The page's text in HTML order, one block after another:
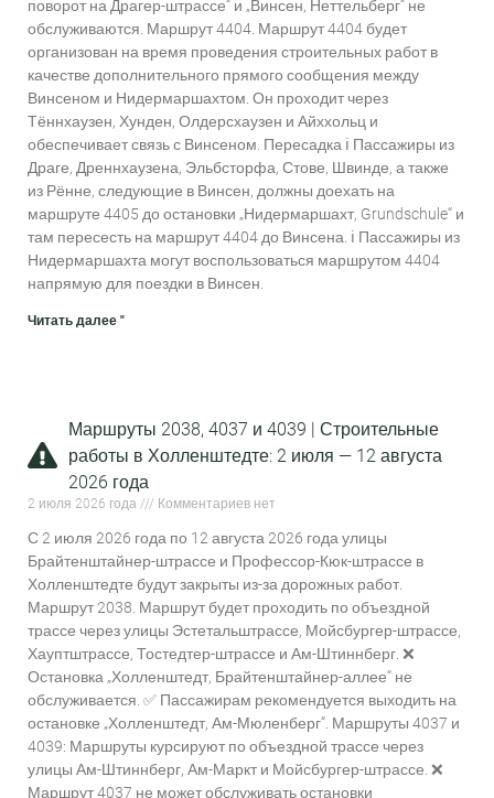
поворот на Драгер-штрассе“ и „Винсен, Неттельберг“ не
обслуживаются. Маршрут 4404. Маршрут 4404 будет
организован на время проведения строительных работ в
качестве дополнительного прямого сообщения между
Винсеном и Нидермаршахтом. Он проходит через
Тённхаузен, Хунден, Олдерсхаузен и Айххольц и
обеспечивает связь с Винсеном. Пересадка ℹ️ Пассажиры из
Драге, Дреннхаузена, Эльбсторфа, Стове, Швинде, а также
из Рённе, следующие в Винсен, должны доехать на
маршруте 4405 до остановки „Нидермаршахт, Grundschule“ и
там пересесть на маршрут 4404 до Винсена. ℹ️ Пассажиры из
Нидермаршахта могут воспользоваться маршрутом 4404
напрямую для поездки в Винсен.
Читать далее "
Маршруты 2038, 4037 и 4039 | Строительные
работы в Холленштедте: 2 июля — 12 августа
2026 года
2 июля 2026 года Комментариев нет
С 2 июля 2026 года по 12 августа 2026 года улицы
Брайтенштайнер-штрассе и Профессор-Кюк-штрассе в
Холленштедте будут закрыты из-за дорожных работ.
Маршрут 2038. Маршрут будет проходить по объездной
трассе через улицы Эстетальштрассе, Мойсбургер-штрассе,
Хауптштрассе, Тостедтер-штрассе и Ам-Штиннберг. ❌
Остановка „Холленштедт, Брайтенштайнер-аллее“ не
обслуживается. ✅ Пассажирам рекомендуется выходить на
остановке „Холленштедт, Ам-Мюленберг“. Маршруты 4037 и
4039: Маршруты курсируют по объездной трассе через
улицы Ам-Штиннберг, Ам-Маркт и Мойсбургер-штрассе. ❌
Маршрут 4037 не может обслуживать остановки